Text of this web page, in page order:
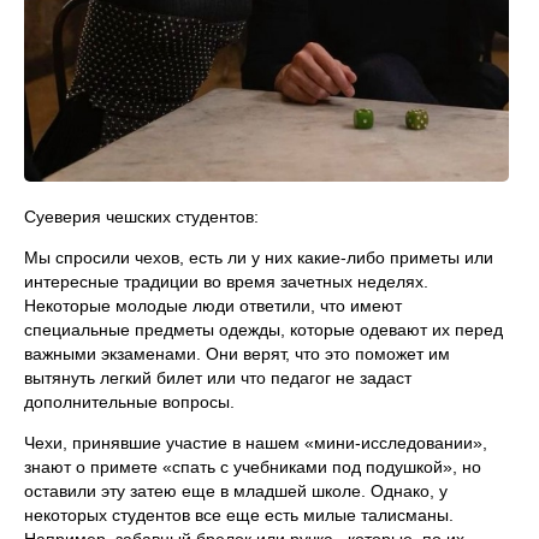
Суеверия чешских студентов:
Мы спросили чехов, есть ли у них какие-либо приметы или
интересные традиции во время зачетных неделях.
Некоторые молодые люди ответили, что имеют
специальные предметы одежды, которые одевают их перед
важными экзаменами. Они верят, что это поможет им
вытянуть легкий билет или что педагог не задаст
дополнительные вопросы.
Чехи, принявшие участие в нашем «мини-исследовании»,
знают о примете «спать с учебниками под подушкой», но
оставили эту затею еще в младшей школе. Однако, у
некоторых студентов все еще есть милые талисманы.